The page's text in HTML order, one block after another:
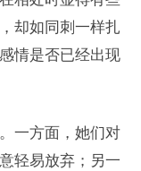
却如同刺一样扎
情是否已经出现
一方面，她们对
轻易放弃；另一